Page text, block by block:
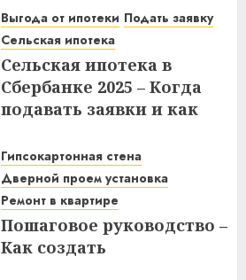
советы
08.12.2025
Выгода от ипотеки Подать заявку
Сельская ипотека
Сельская ипотека в
Сбербанке 2025 – Когда
подавать заявки и как
03.12.2025
Гипсокартонная стена
Дверной проем установка
Ремонт в квартире
Пошаговое руководство –
Как создать